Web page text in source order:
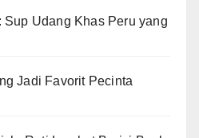
Udang Khas Peru yang
Jadi Favorit Pecinta